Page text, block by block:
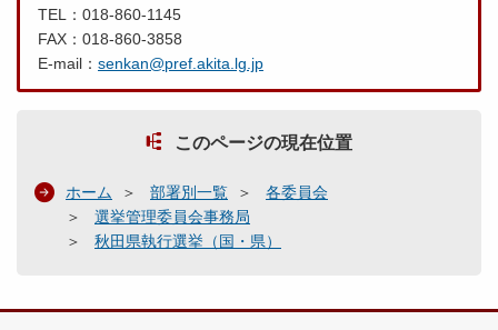
TEL：018-860-1145
FAX：018-860-3858
E-mail： senkan@pref.akita.lg.jp
このページの現在位置
ホーム 部署別一覧
各委員会
選挙管理委員会事務局
秋田県執行選挙（国・県）